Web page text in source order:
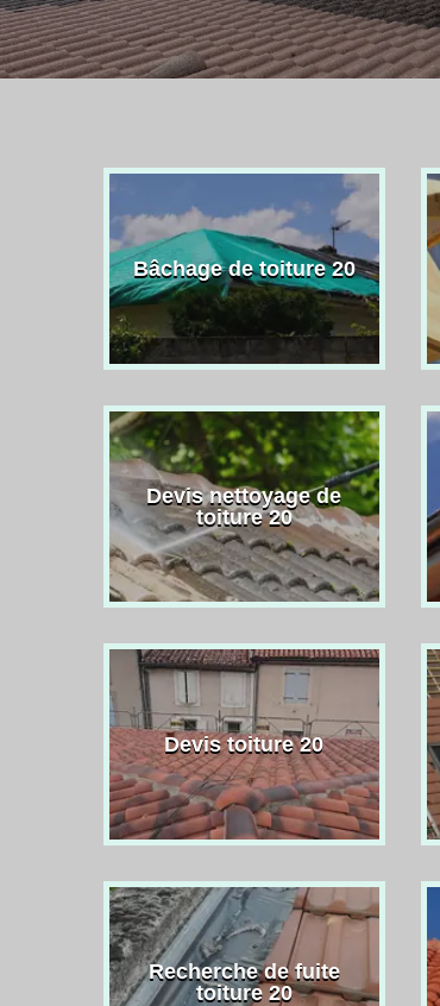
Bâchage de toiture 20
Devis nettoyage de
toiture 20
Devis toiture 20
Recherche de fuite
toiture 20